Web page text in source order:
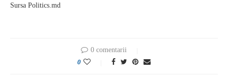
Sursa Politics.md
0 comentarii
0